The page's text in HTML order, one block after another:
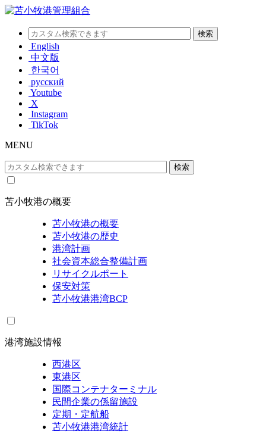
English
中文版
한국어
русский
Youtube
X
Instagram
TikTok
MENU
苫小牧港の概要
苫小牧港の概要
苫小牧港の歴史
港湾計画
社会資本総合整備計画
リサイクルポート
保安対策
苫小牧港港湾BCP
港湾施設情報
西港区
東港区
国際コンテナターミナル
民間企業の係留施設
定期・定航船
苫小牧港港湾統計